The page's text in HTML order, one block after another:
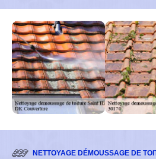
NETTOYAGE DÉMOUSSAGE DE